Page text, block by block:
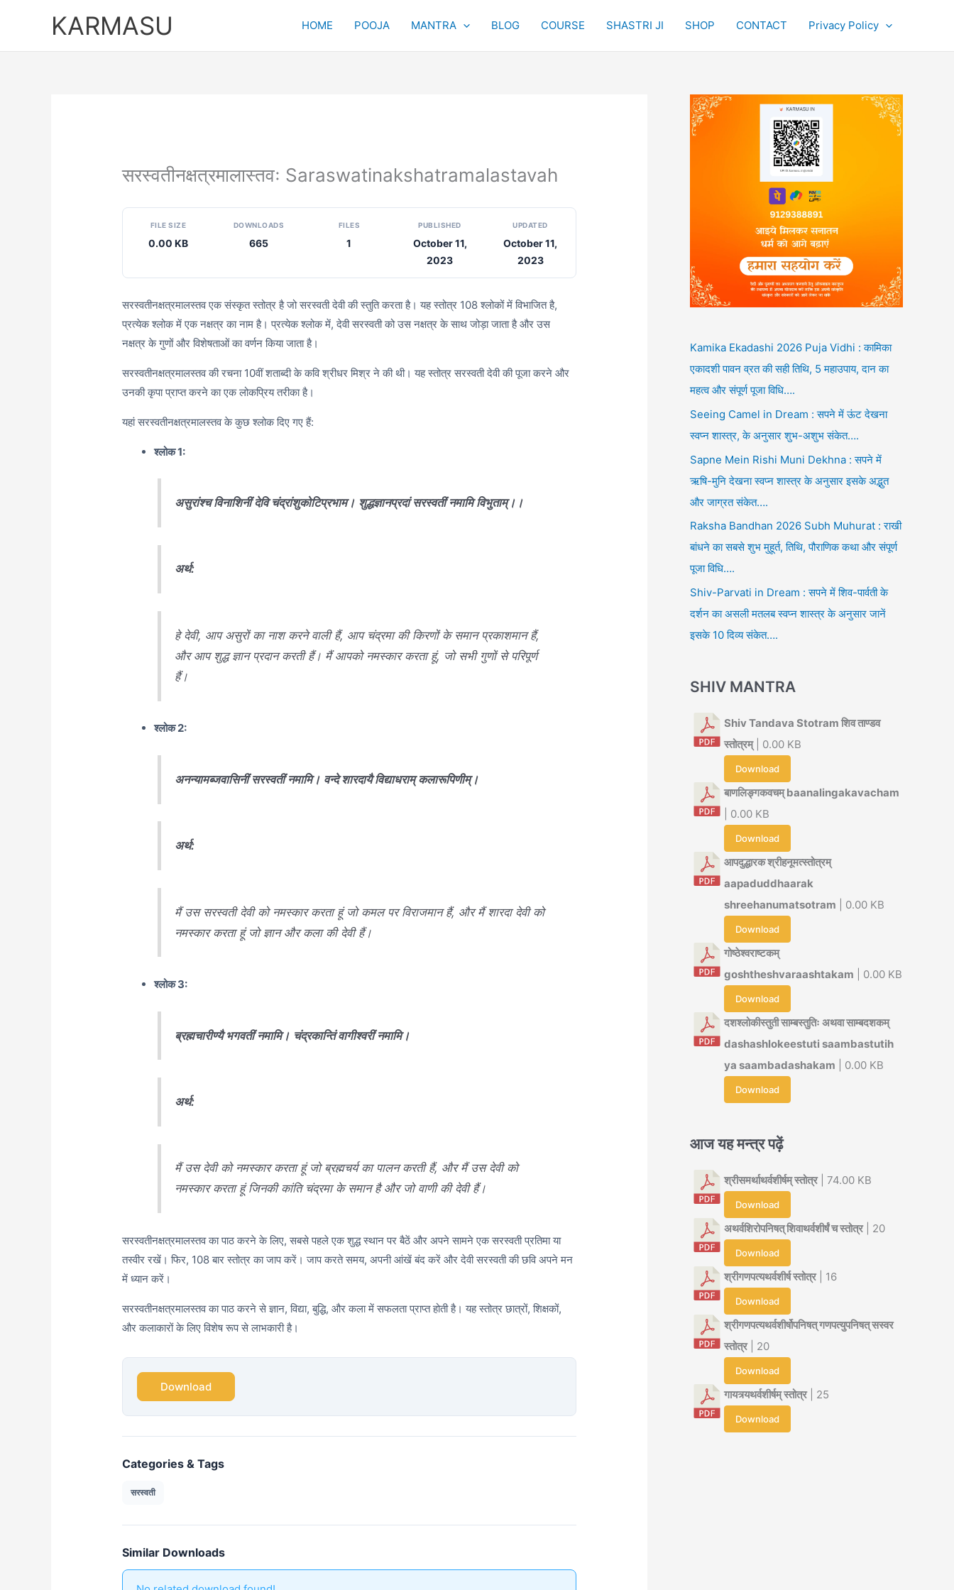
KARMASU HOME POOJA MANTRA BLOG COURSE SHASTRI JI SHOP CONTACT Privacy Policy
सरस्वतीनक्षत्रमालास्तवः Saraswatinakshatramalastavah
FILE SIZE
0.00 KB
DOWNLOADS
665
FILES
1
PUBLISHED
October 11,
2023
UPDATED
October 11,
2023
सरस्वतीनक्षत्रमालस्तव एक संस्कृत स्तोत्र है जो सरस्वती देवी की स्तुति करता है। यह स्तोत्र 108 श्लोकों में विभाजित है,
प्रत्येक श्लोक में एक नक्षत्र का नाम है। प्रत्येक श्लोक में, देवी सरस्वती को उस नक्षत्र के साथ जोड़ा जाता है और उस
नक्षत्र के गुणों और विशेषताओं का वर्णन किया जाता है।
सरस्वतीनक्षत्रमालस्तव की रचना 10वीं शताब्दी के कवि श्रीधर मिश्र ने की थी। यह स्तोत्र सरस्वती देवी की पूजा करने और
उनकी कृपा प्राप्त करने का एक लोकप्रिय तरीका है।
यहां सरस्वतीनक्षत्रमालस्तव के कुछ श्लोक दिए गए हैं:
श्लोक 1:
असुरांश्च विनाशिनीं देवि चंद्रांशुकोटिप्रभाम। शुद्धज्ञानप्रदां सरस्वतीं नमामि विभुताम्।।
अर्थ:
हे देवी, आप असुरों का नाश करने वाली हैं, आप चंद्रमा की किरणों के समान प्रकाशमान हैं,
और आप शुद्ध ज्ञान प्रदान करती हैं। मैं आपको नमस्कार करता हूं, जो सभी गुणों से परिपूर्ण
हैं।
श्लोक 2:
अनन्यामब्जवासिनीं सरस्वतीं नमामि। वन्दे शारदायै विद्याधराम् कलारूपिणीम्।
अर्थ:
मैं उस सरस्वती देवी को नमस्कार करता हूं जो कमल पर विराजमान हैं, और मैं शारदा देवी को
नमस्कार करता हूं जो ज्ञान और कला की देवी हैं।
श्लोक 3:
ब्रह्मचारीण्यै भगवतीं नमामि। चंद्रकान्तिं वागीश्वरीं नमामि।
अर्थ:
मैं उस देवी को नमस्कार करता हूं जो ब्रह्मचर्य का पालन करती हैं, और मैं उस देवी को
नमस्कार करता हूं जिनकी कांति चंद्रमा के समान है और जो वाणी की देवी हैं।
सरस्वतीनक्षत्रमालस्तव का पाठ करने के लिए, सबसे पहले एक शुद्ध स्थान पर बैठें और अपने सामने एक सरस्वती प्रतिमा या
तस्वीर रखें। फिर, 108 बार स्तोत्र का जाप करें। जाप करते समय, अपनी आंखें बंद करें और देवी सरस्वती की छवि अपने मन
में ध्यान करें।
सरस्वतीनक्षत्रमालस्तव का पाठ करने से ज्ञान, विद्या, बुद्धि, और कला में सफलता प्राप्त होती है। यह स्तोत्र छात्रों, शिक्षकों,
और कलाकारों के लिए विशेष रूप से लाभकारी है।
Download
Categories & Tags
सरस्वती
Similar Downloads
Kamika Ekadashi 2026 Puja Vidhi : कामिका
एकादशी पावन व्रत की सही तिथि, 5 महाउपाय, दान का
महत्व और संपूर्ण पूजा विधि….
Seeing Camel in Dream : सपने में ऊंट देखना
स्वप्न शास्त्र, के अनुसार शुभ-अशुभ संकेत….
Sapne Mein Rishi Muni Dekhna : सपने में
ऋषि-मुनि देखना स्वप्न शास्त्र के अनुसार इसके अद्भुत
और जाग्रत संकेत….
Raksha Bandhan 2026 Subh Muhurat : राखी
बांधने का सबसे शुभ मुहूर्त, तिथि, पौराणिक कथा और संपूर्ण
पूजा विधि….
Shiv-Parvati in Dream : सपने में शिव-पार्वती के
दर्शन का असली मतलब स्वप्न शास्त्र के अनुसार जानें
इसके 10 दिव्य संकेत….
SHIV MANTRA
Shiv Tandava Stotram शिव ताण्डव
स्तोत्रम्| 0.00 KB
Download
बाणलिङ्गकवचम् baanalingakavacham
| 0.00 KB
Download
आपदुद्धारक श्रीहनूमत्स्तोत्रम्
aapaduddhaarak
shreehanumatsotram | 0.00 KB
Download
गोष्ठेश्वराष्टकम्
goshtheshvaraashtakam | 0.00 KB
Download
दशश्लोकीस्तुती साम्बस्तुतिः अथवा साम्बदशकम्
dashashlokeestuti saambastutih
ya saambadashakam | 0.00 KB
Download
आज यह मन्त्र पढ़ें
श्रीसमर्थाथर्वशीर्षम् स्तोत्र| 74.00 KB
Download
अथर्वशिरोपनिषत् शिवाथर्वशीर्षं च स्तोत्र| 20
Download
श्रीगणपत्यथर्वशीर्ष स्तोत्र| 16
Download
श्रीगणपत्यथर्वशीर्षोपनिषत् गणपत्युपनिषत् सस्वर
स्तोत्र| 20
Download
गायत्र्यथर्वशीर्षम् स्तोत्र| 25
Download